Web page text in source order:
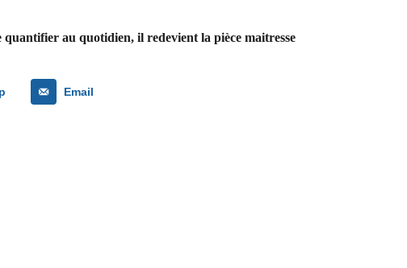
quantifier au quotidien, il redevient la pièce maitresse
Email